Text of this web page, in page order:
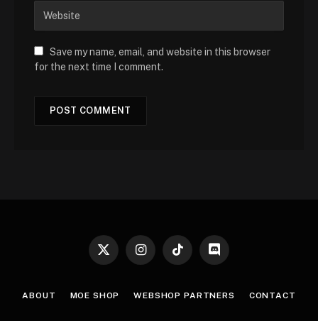
Save my name, email, and website in this browser
for the next time I comment.
X
InstagramTikTok Discord
ABOUT MOE SHOP WEBSHOP PARTNERS CONTACT